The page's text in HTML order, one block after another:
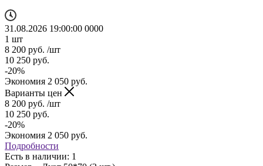
31.08.2026 19:00:00 0000
1 шт
8 200 руб. /шт
10 250 руб.
-20%
Экономия 2 050 руб.
Варианты цен
8 200 руб. /шт
10 250 руб.
-20%
Экономия 2 050 руб.
Подробности
Есть в наличии: 1